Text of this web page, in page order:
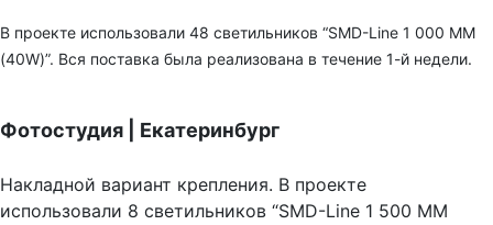
В проекте использовали 48 светильников “SMD-Line 1 000 ММ
(40W)”. Вся поставка была реализована в течение 1-й недели.
Фотостудия | Екатеринбург
Накладной вариант крепления. В проекте
использовали 8 светильников “SMD-Line 1 500 ММ